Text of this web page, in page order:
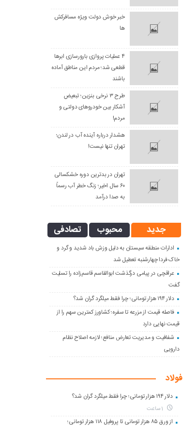
خبر خوش دولت ویژه مسافرکش‌
ها
۴ عملیات پروازی بارورسازی ابرها
قطعی شد؛ مردم این مناطق آماده
باشند
طرح ۳ نرخی بنزین؛ تبعیض
آشکار بین خودروهای دولتی و
مردم!
هشدار درباره آینده آب در لندن؛
تهران تنها نیست!
تهران در بدترین دوره خشکسالی
۶۰ سال اخیر؛ زنگ خطر آب رسماً
به صدا درآمد
جدید محبوب تصادفی
ادارات منطقه سیستان به دلیل وزش باد شدید و گرد و
خاک فردا چهارشنبه تعطیل شد
عراقچی در پیامی درگذشت ابوالقاسم قاسم‌زاده را تسلیت
گفت
دلار ۱۹۴ هزار تومانی؛ چرا فقط میلگرد گران شد؟
فاصله قیمت از مزرعه تا سفره؛ کشاورز کمترین سهم را از
قیمت نهایی دارد
شفافیت و مدیریت تعارض منافع؛ لازمه اصلاح نظام
دارویی
فولاد
دلار ۱۹۴ هزار تومانی؛ چرا فقط میلگرد گران شد؟
از ورق ۸۵ هزار تومانی تا پروفیل ۱۱۸ هزار تومانی؛